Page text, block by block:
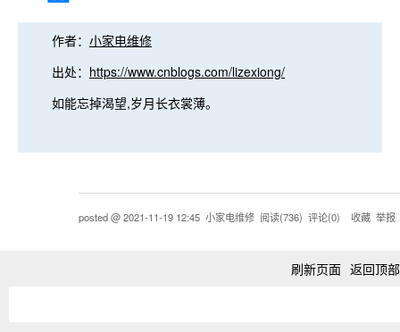
作者： 小家电维修
出处： https://www.cnblogs.com/lizexiong/
如能忘掉渴望,岁月长衣裳薄。
posted @2021-11-19 12:45 小家电维修 阅读(736) 评论(0) 收藏 举报
刷新页面 返回顶部